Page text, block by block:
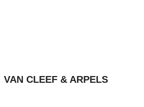
VAN CLEEF & ARPELS